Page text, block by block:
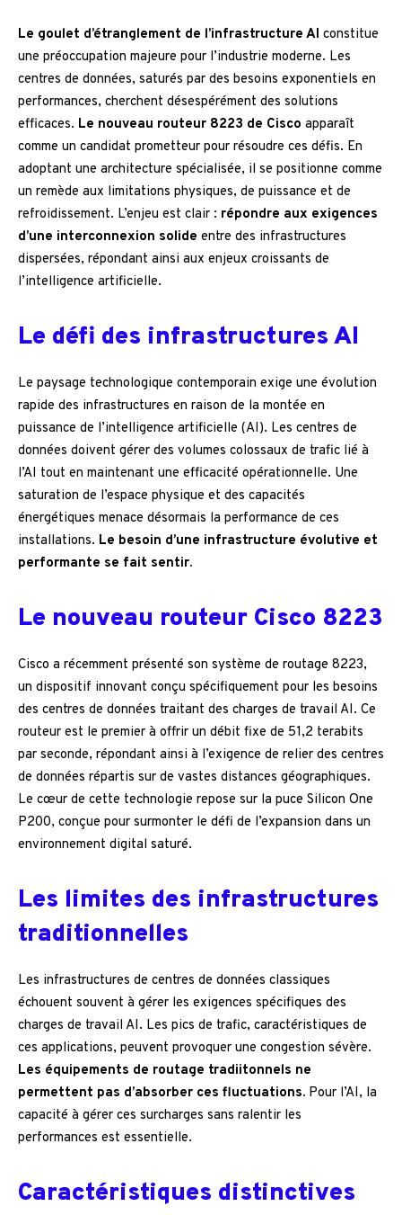
Le goulet d’étranglement de l’infrastructure AI constitue
une préoccupation majeure pour l’industrie moderne. Les
centres de données, saturés par des besoins exponentiels en
performances, cherchent désespérément des solutions
efficaces. Le nouveau routeur 8223 de Cisco apparaît
comme un candidat prometteur pour résoudre ces défis. En
adoptant une architecture spécialisée, il se positionne comme
un remède aux limitations physiques, de puissance et de
refroidissement. L’enjeu est clair : répondre aux exigences
d’une interconnexion solide entre des infrastructures
dispersées, répondant ainsi aux enjeux croissants de
l’intelligence artificielle.
Le défi des infrastructures AI
Le paysage technologique contemporain exige une évolution
rapide des infrastructures en raison de la montée en
puissance de l’intelligence artificielle (AI). Les centres de
données doivent gérer des volumes colossaux de trafic lié à
l’AI tout en maintenant une efficacité opérationnelle. Une
saturation de l’espace physique et des capacités
énergétiques menace désormais la performance de ces
installations. Le besoin d’une infrastructure évolutive et
performante se fait sentir.
Le nouveau routeur Cisco 8223
Cisco a récemment présenté son système de routage 8223,
un dispositif innovant conçu spécifiquement pour les besoins
des centres de données traitant des charges de travail AI. Ce
routeur est le premier à offrir un débit fixe de 51,2 terabits
par seconde, répondant ainsi à l’exigence de relier des centres
de données répartis sur de vastes distances géographiques.
Le cœur de cette technologie repose sur la puce Silicon One
P200, conçue pour surmonter le défi de l’expansion dans un
environnement digital saturé.
Les limites des infrastructures
traditionnelles
Les infrastructures de centres de données classiques
échouent souvent à gérer les exigences spécifiques des
charges de travail AI. Les pics de trafic, caractéristiques de
ces applications, peuvent provoquer une congestion sévère.
Les équipements de routage tradiitonnels ne
permettent pas d’absorber ces fluctuations. Pour l’AI, la
capacité à gérer ces surcharges sans ralentir les
performances est essentielle.
Caractéristiques distinctives